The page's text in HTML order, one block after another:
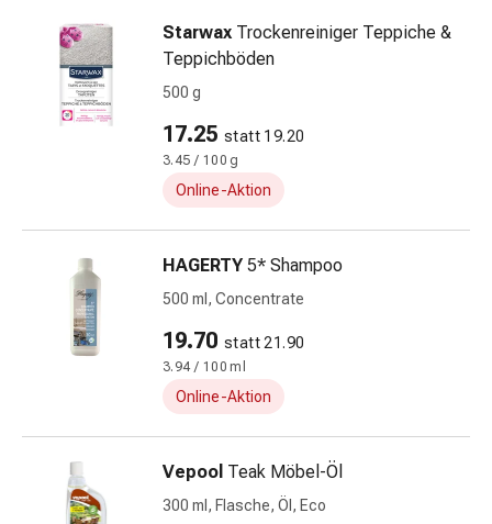
Akne
Naturmittel
Bachblütentherapie
Homöopathie
Pflanzenheilkunde
Salz
Spagyrik
Anthroposophika
Blase,
Prostata
Harnwegsbeschwerden
Prostata
Nieren-
Starwax Trockenreiniger Teppiche &
Teppichböden
500 g
17.25 statt 19.20
3.45 / 100 g
Online-Aktion
HAGERTY 5* Shampoo
500 ml, Concentrate
19.70 statt 21.90
3.94 / 100 ml
Online-Aktion
Vepool Teak Möbel-Öl
300 ml, Flasche, Öl, Eco